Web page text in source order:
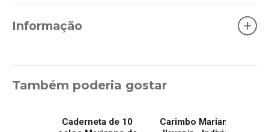
Informação +
Também poderia gostar
Caderneta de 10
Carimbo Marianne de